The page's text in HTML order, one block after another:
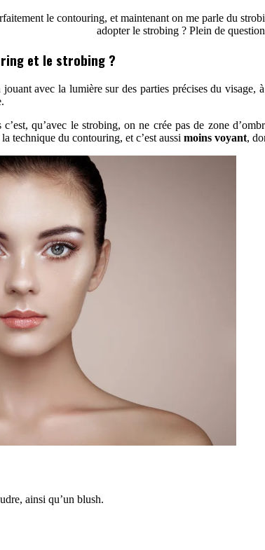
le contouring, et maintenant on me parle du
adopter le strobing ? Plein de
et le strobing ?
jouant avec la lumière sur des parties précises du
qu’avec le strobing, on ne crée pas de zone
technique du contouring, et c’est aussi moins voyant,
ainsi qu’un blush.